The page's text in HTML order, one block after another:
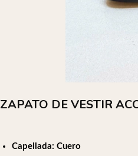
ZAPATO DE VESTIR
Capellada: Cuero